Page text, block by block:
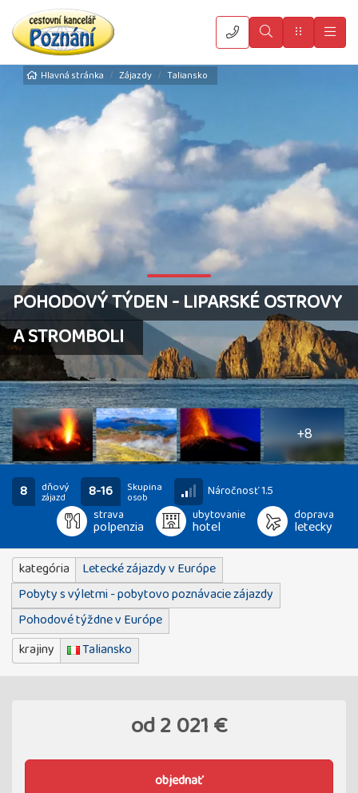
VyhledatMenu
Hlavná stránka Zájazdy Taliansko
POHODOVÝ TÝDEN - LIPARSKÉ OSTROVY
A STROMBOLI
13
fotografií
+8
8 dňový
zájazd 8-16 Skupina
osob
Náročnosť 1.5
strava
polpenzia
ubytovanie
hotel
doprava
letecky
kategória
Letecké zájazdy v Európe
Pobyty s výletmi - pobytovo poznávacie zájazdy
Pohodové týždne v Európe
krajiny
Taliansko
od2 021 €
objednať